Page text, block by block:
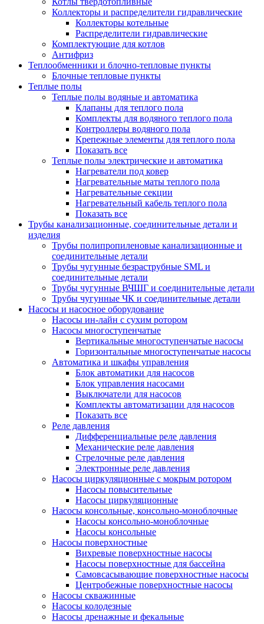
Коллекторы и распределители гидравлические
Коллекторы котельные
Распределители гидравлические
Комплектующие для котлов
Антифриз
Теплообменники и блочно-тепловые пункты
Блочные тепловые пункты
Теплые полы
Теплые полы водяные и автоматика
Клапаны для теплого пола
Комплекты для водяного теплого пола
Контроллеры водяного пола
Крепежные элементы для теплого пола
Показать все
Теплые полы электрические и автоматика
Нагреватели под ковер
Нагревательные маты теплого пола
Нагревательные секции
Нагревательный кабель теплого пола
Показать все
Трубы канализационные, соединительные детали и
изделия
Трубы полипропиленовые канализационные и
соединительные детали
Трубы чугунные безраструбные SML и
соединительные детали
Трубы чугунные ВЧШГ и соединительные детали
Трубы чугунные ЧК и соединительные детали
Насосы и насосное оборудование
Насосы ин-лайн с сухим ротором
Насосы многоступенчатые
Вертикальные многоступенчатые насосы
Горизонтальные многоступенчатые насосы
Автоматика и шкафы управления
Блок автоматики для насосов
Блок управления насосами
Выключатели для насосов
Комплекты автоматизации для насосов
Показать все
Реле давления
Дифференциальные реле давления
Механические реле давления
Стрелочные реле давления
Электронные реле давления
Насосы циркуляционные с мокрым ротором
Насосы повысительные
Насосы циркуляционные
Насосы консольные, консольно-моноблочные
Насосы консольно-моноблочные
Насосы консольные
Насосы поверхностные
Вихревые поверхностные насосы
Насосы поверхностные для бассейна
Самовсасывающие поверхностные насосы
Центробежные поверхностные насосы
Насосы скважинные
Насосы колодезные
Насосы дренажные и фекальные